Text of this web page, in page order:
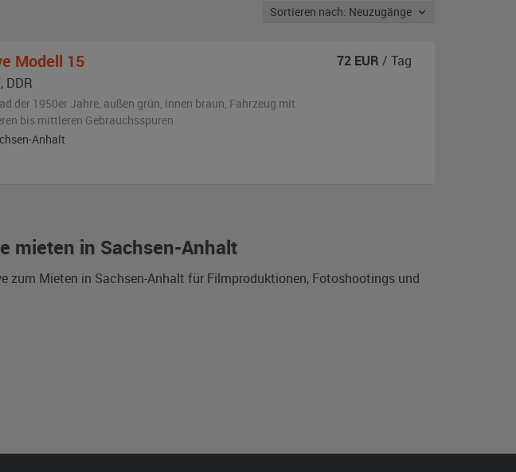
Sortieren nach: Neuzugänge
mieten in Sachsen-Anhalt
zum Mieten in Sachsen-Anhalt für Filmproduktionen, Fotoshootings und
Modell 15
, DDR
der 1950er Jahre, außen grün, innen braun, Fahrzeug mit
bis mittleren Gebrauchsspuren
Anhalt
72 EUR / Tag